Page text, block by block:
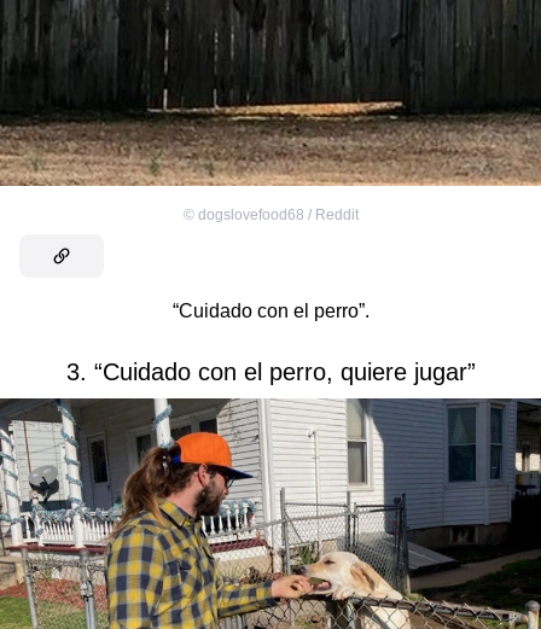
© dogslovefood68 / Reddit
“Cuidado con el perro”.
3. “Cuidado con el perro, quiere jugar”